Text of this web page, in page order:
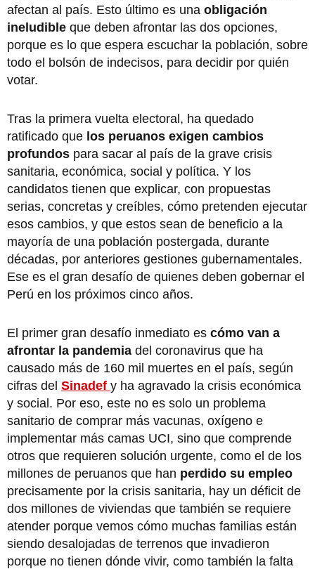
afectan al país. Esto último es una obligación
ineludible que deben afrontar las dos opciones,
porque es lo que espera escuchar la población, sobre
todo el bolsón de indecisos, para decidir por quién
votar.
Tras la primera vuelta electoral, ha quedado
ratificado que los peruanos exigen cambios
profundos para sacar al país de la grave crisis
sanitaria, económica, social y política. Y los
candidatos tienen que explicar, con propuestas
serias, concretas y creíbles, cómo pretenden ejecutar
esos cambios, y que estos sean de beneficio a la
mayoría de una población postergada, durante
décadas, por anteriores gestiones gubernamentales.
Ese es el gran desafío de quienes deben gobernar el
Perú en los próximos cinco años.
El primer gran desafío inmediato es cómo van a
afrontar la pandemia del coronavirus que ha
causado más de 160 mil muertes en el país, según
cifras del Sinadef y ha agravado la crisis económica
y social. Por eso, este no es solo un problema
sanitario de comprar más vacunas, oxígeno e
implementar más camas UCI, sino que comprende
otros que requieren solución urgente, como el de los
millones de peruanos que han perdido su empleo
precisamente por la crisis sanitaria, hay un déficit de
dos millones de viviendas que también se requiere
atender porque vemos cómo muchas familias están
siendo desalojadas de terrenos que invadieron
porque no tienen dónde vivir, como también la falta